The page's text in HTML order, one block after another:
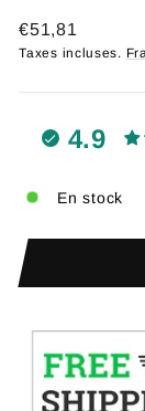
Prix
régulier
€51,81
Taxes incluses.
4.9
En stock